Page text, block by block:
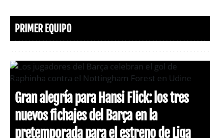
PRIMER EQUIPO
Gran alegría para Hansi Flick: los tres
nuevos fichajes del Barça en la
pretemporada para el estreno de Liga